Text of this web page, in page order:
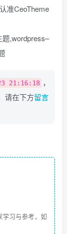
准CeoTheme
,wordpress–
21:16:18 ，
请在下方留言
学习与参考，如